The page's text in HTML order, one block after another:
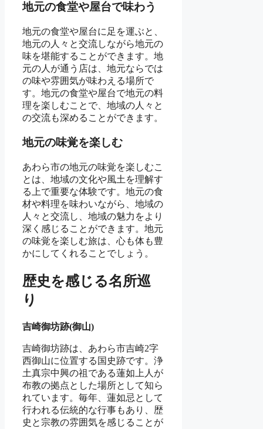
地元の食堂や屋台で味わう
地元の食堂や屋台に足を運ぶと、
地元の人々と交流しながら地元の
味を堪能することができます。地
元の人が通う店は、地元ならでは
の味や雰囲気が味わえる場所で
す。地元の食堂や屋台で地元の料
理を楽しむことで、地域の人々と
の交流も深めることができます。
地元の味覚を楽しむ
あわら市の地元の味覚を楽しむこ
とは、地域の文化や風土を理解す
る上で重要な体験です。地元の食
材や料理を味わいながら、地域の
人々と交流し、地域の魅力をより
深く感じることができます。地元
の味覚を楽しむ旅は、心も体も豊
かにしてくれることでしょう。
歴史を感じる名所巡
り
吉崎御坊跡(御山)
吉崎御坊跡は、あわら市吉崎2字
西御山に位置する国史跡です。浄
土真宗中興の祖である蓮如上人が
布教の拠点とした場所として知ら
れています。毎年、蓮如忌として
行われる伝統的な行事もあり、歴
史と宗教の雰囲気を感じることが